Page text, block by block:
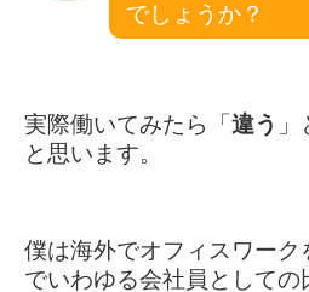
でしょうか？
実際働いてみたら「 違う
と思います。
僕は海外でオフィスワー
でいわゆる会社員としての